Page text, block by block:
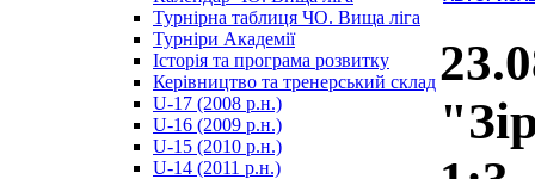
Турнірна таблиця ЧО. Вища ліга
Турніри Академії
Історія та програма розвитку
Керівництво та тренерський склад
U-17 (2008 р.н.)
U-16 (2009 р.н.)
U-15 (2010 р.н.)
U-14 (2011 р.н.)